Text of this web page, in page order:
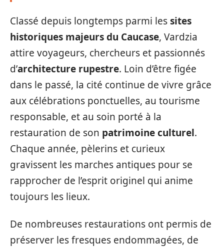
Classé depuis longtemps parmi lessites
historiques majeurs du Caucase, Vardzia
attire voyageurs, chercheurs et passionnés
d’architecture rupestre. Loin d’être figée
dans le passé, la cité continue de vivre grâce
aux célébrations ponctuelles, au tourisme
responsable, et au soin porté à la
restauration de son patrimoine culturel.
Chaque année, pèlerins et curieux
gravissent les marches antiques pour se
rapprocher de l’esprit originel qui anime
toujours les lieux.
De nombreuses restaurations ont permis de
préserver les fresques endommagées, de